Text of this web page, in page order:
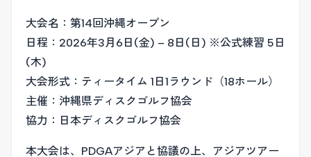
大会名：第14回沖縄オープン
日程：2026年3月6日(金) – 8日(日) ※公式練習 5日
(木)
大会形式：ティータイム 1日1ラウンド（18ホール）
主催：沖縄県ディスクゴルフ協会
協力：日本ディスクゴルフ協会
本大会は、PDGAアジアと協議の上、アジアツアー